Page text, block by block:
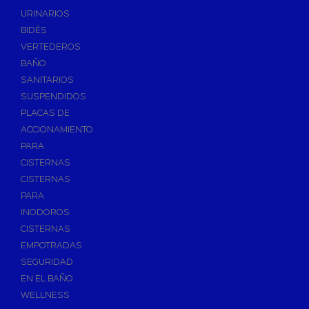
Válvulas de Esfera
Válvulas de Escuadra y Lavadora
Válvulas Reductoras de Presión
Válvulas de Retención
Electroválvulas
Válvulas de Compuerta
Válvulas de Contadores
Llaves de Paso
Accesorios de Valvulería
Calderines
Herramientas y Vestuario
Adhesivos Instantaneos
Selladores y Masillas
URINARIOS
BIDÉS
VERTEDEROS
BAÑO
SANITARIOS
SUSPENDIDOS
PLACAS DE
ACCIONAMIENTO
PARA
CISTERNAS
CISTERNAS
PARA
INODOROS
CISTERNAS
EMPOTRADAS
SEGURIDAD
EN EL BAÑO
WELLNESS